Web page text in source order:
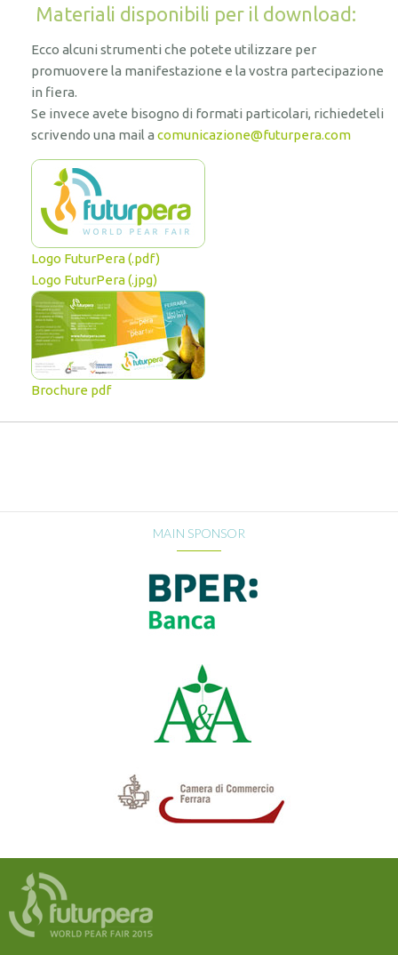
Materiali disponibili per il download:
Ecco alcuni strumenti che potete utilizzare per
promuovere la manifestazione e la vostra partecipazione
in fiera.
Se invece avete bisogno di formati particolari, richiedeteli
scrivendo una mail a comunicazione@futurpera.com
Logo FuturPera (.pdf)
Logo FuturPera (.jpg)
Brochure pdf
MAIN SPONSOR